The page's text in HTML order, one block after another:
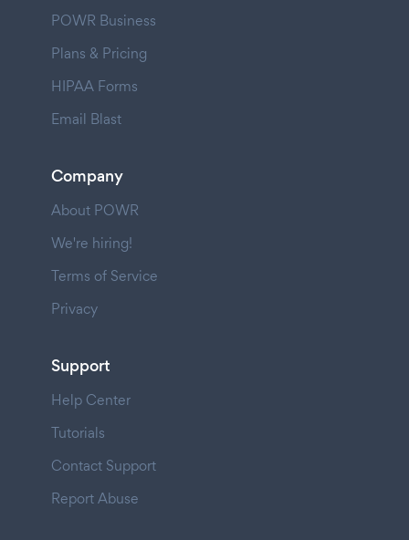
POWR Business
Plans & Pricing
HIPAA Forms
Email Blast
Company
About POWR
We're hiring!
Terms of Service
Privacy
Support
Help Center
Tutorials
Contact Support
Report Abuse